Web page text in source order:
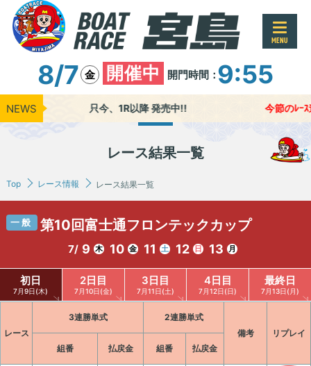
MENU
8/7 金 開催中 開門時間：9:55
NEWS 只今、1R以降 発売中!! 今節のﾚｰ
レース結果一覧
Top レース情報 レース結果一覧
一般 第10回富士通フロンテックカップ
7/ 9 木 10 金 11 土 12 日 13 月
初日
7月9日(木)
2日目
7月10日(金)
3日目
7月11日(土)
4日目
7月12日(日)
最終日
7月13日(月)
レース
3連勝単式
2連勝単式
備考
リプレイ
組番
払戻金 組番 払戻金